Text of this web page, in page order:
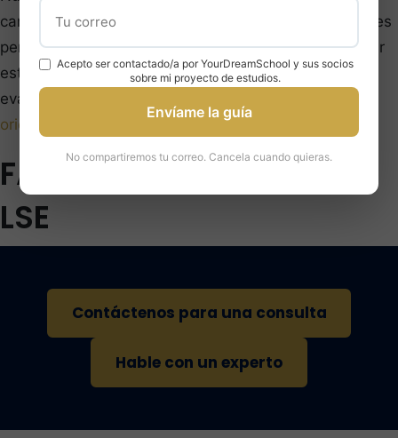
candidatos a LSE. Ayudamos a redactar declaraciones
personales, preparar LNAT/TMUA/GMAT y desarrollar
estrategias de candidatura.Contáctanos para una
evaluación gratuita o explora nuestro
programa de
orientación
FAQ sobre la admisión
LSE
Contáctenos para una consulta
Hable con un experto
Acepto ser contactado/a por YourDreamSchool y sus socios
sobre mi proyecto de estudios.
Envíame la guía
No compartiremos tu correo. Cancela cuando quieras.